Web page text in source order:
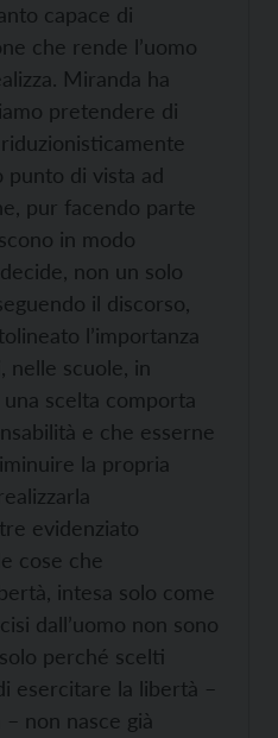
capace di
che rende l’uomo
Miranda ha
pretendere di
punto di vista ad
pur facendo parte
in modo
non un solo
il discorso,
l’importanza
nelle scuole, in
scelta comporta
e che esserne
la propria
evidenziato
cose che
intesa solo come
dall’uomo non sono
perché scelti
esercitare la libertà –
non nasce già